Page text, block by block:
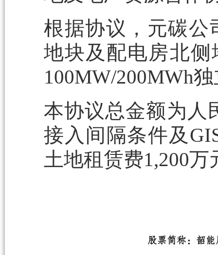
根据协议，元碳公
地块及配电房北侧
100MW/200MWh
本协议总金额为人
接入间隔条件及
土地租赁费1,200